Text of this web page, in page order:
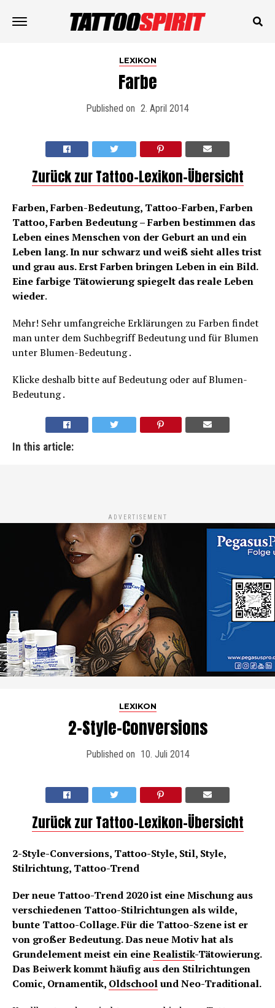
LEXIKON
Farbe
Published on 2. April 2014
Zurück zur Tattoo-Lexikon-Übersicht
Farben, Farben-Bedeutung, Tattoo-Farben, Farben
Tattoo, Farben Bedeutung – Farben bestimmen das
Leben eines Menschen von der Geburt an und ein
Leben lang. In nur schwarz und weiß sieht alles trist
und grau aus. Erst Farben bringen Leben in ein Bild.
Eine farbige Tätowierung spiegelt das reale Leben
wieder.
Mehr! Sehr umfangreiche Erklärungen zu Farben findet
man unter dem Suchbegriff Bedeutung und für Blumen
unter Blumen-Bedeutung .
Klicke deshalb bitte auf Bedeutung oder auf Blumen-
Bedeutung .
In this article:
ADVERTISEMENT
LEXIKON
2-Style-Conversions
Published on 10. Juli 2014
Zurück zur Tattoo-Lexikon-Übersicht
2-Style-Conversions, Tattoo-Style, Stil, Style,
Stilrichtung, Tattoo-Trend
Der neue Tattoo-Trend 2020 ist eine Mischung aus
verschiedenen Tattoo-Stilrichtungen als wilde,
bunte Tattoo-Collage. Für die Tattoo-Szene ist er
von großer Bedeutung. Das neue Motiv hat als
Grundelement meist ein eineRealistik-Tätowierung.
Das Beiwerk kommt häufig aus den Stilrichtungen
Comic, Ornamentik, Oldschoolund Neo-Traditional.